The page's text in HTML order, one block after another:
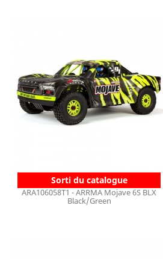
Sorti du catalogue
ARA106058T1 - ARRMA Mojave 6S BLX
Black/Green